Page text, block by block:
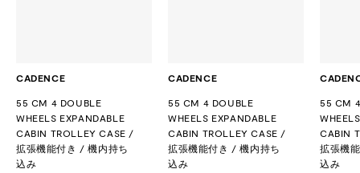
CADENCE
55 CM 4 DOUBLE
WHEELS EXPANDABLE
CABIN TROLLEY CASE /
拡張機能付き / 機内持ち
込み
CADENCE
55 CM 4 DOUBLE
WHEELS EXPANDABLE
CABIN TROLLEY CASE /
拡張機能付き / 機内持ち
込み
55 CM
CABIN
拡張機
込み